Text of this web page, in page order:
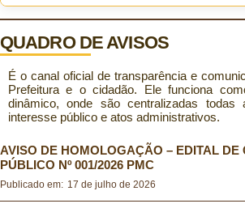
Adjunto Escolar 2025
Programa Brasil Alfabetizado 2025
Seleção Simplificada Gestores Escolares
Programa Mais Alfabetização 2019
Programa Mais Alfabetização 2018
Seleção Simplificada Saúde 2022
Seleção Simplificada Saúde 2019
Seleção Simplificada Saúde 2017
QUADRO DE AVISOS
É o canal oficial de transparência e
Prefeitura e o cidadão. Ele funciona
dinâmico, onde são centralizadas todas
interesse público e atos administrativos.
AVISO DE HOMOLOGAÇÃO – EDITAL DE
PÚBLICO Nº 001/2026 PMC
Publicado em: 17 de julho de 2026